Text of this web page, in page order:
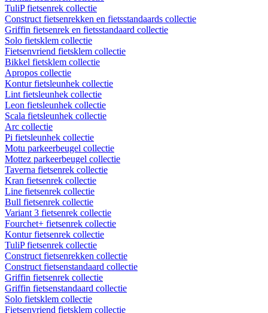
TuliP fietsenrek collectie
Construct fietsenrekken en fietsstandaards collectie
Griffin fietsenrek en fietsstandaard collectie
Solo fietsklem collectie
Fietsenvriend fietsklem collectie
Bikkel fietsklem collectie
Apropos collectie
Kontur fietsleunhek collectie
Lint fietsleunhek collectie
Leon fietsleunhek collectie
Scala fietsleunhek collectie
Arc collectie
Pi fietsleunhek collectie
Motu parkeerbeugel collectie
Mottez parkeerbeugel collectie
Taverna fietsenrek collectie
Kran fietsenrek collectie
Line fietsenrek collectie
Bull fietsenrek collectie
Variant 3 fietsenrek collectie
Fourchet+ fietsenrek collectie
Kontur fietsenrek collectie
TuliP fietsenrek collectie
Construct fietsenrekken collectie
Construct fietsenstandaard collectie
Griffin fietsenrek collectie
Griffin fietsenstandaard collectie
Solo fietsklem collectie
Fietsenvriend fietsklem collectie